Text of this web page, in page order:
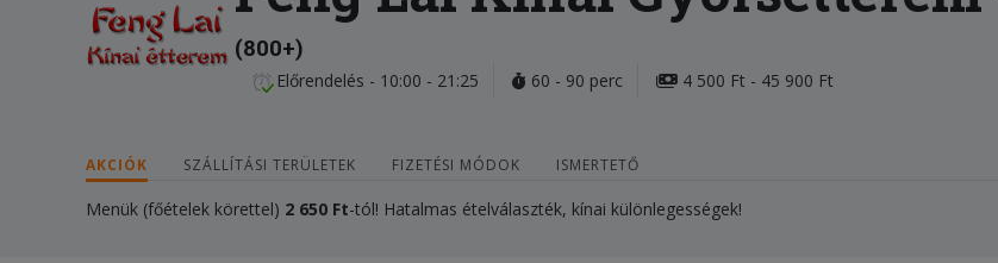
(800+)
Előrendelés - 10:00 - 21:25 60 - 90 perc 4 500 Ft - 45 900 Ft
AKCIÓK SZÁLLÍTÁSI TERÜLETEK FIZETÉSI MÓDOK ISMERTETŐ
Menük (főételek körettel) 2 650 Ft-tól! Hatalmas ételválaszték, kínai különlegességek!